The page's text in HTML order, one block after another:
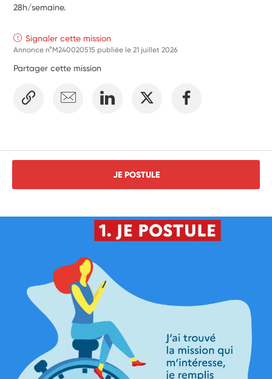
28h/semaine.
Signaler cette mission
Annonce n°M240020515 publiée le21 juillet 2026
Partager cette mission
JE POSTULE